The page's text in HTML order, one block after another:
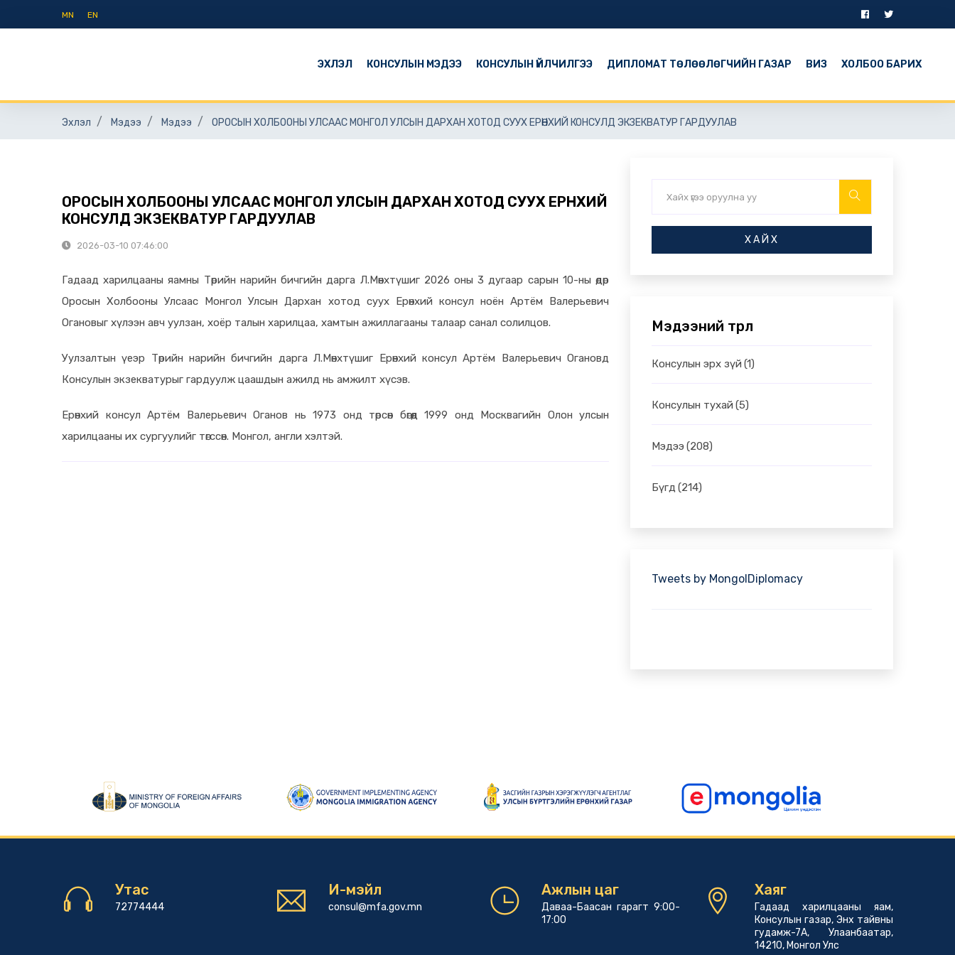
MN EN
ЭХЛЭЛ КОНСУЛЫН МЭДЭЭ КОНСУЛЫН ҮЙЛЧИЛГЭЭ ДИПЛОМАТ ТӨЛӨӨЛӨГЧИЙН ГАЗАР ВИЗ ХОЛБОО БАРИХ
Эхлэл Мэдээ Мэдээ ОРОСЫН ХОЛБООНЫ УЛСААС МОНГОЛ УЛСЫН ДАРХАН ХОТОД СУУХ ЕРӨНХИЙ КОНСУЛД ЭКЗЕКВАТУР ГАРДУУЛАВ
ОРОСЫН ХОЛБООНЫ УЛСААС МОНГОЛ УЛСЫН ДАРХАН ХОТОД СУУХ ЕРӨНХИЙ
КОНСУЛД ЭКЗЕКВАТУР ГАРДУУЛАВ
2026-03-10 07:46:00
Гадаад харилцааны яамны Төрийн нарийн бичгийн дарга Л.Мөнхтүшиг 2026 оны 3 дугаар сарын 10-ны өдөр
Оросын Холбооны Улсаас Монгол Улсын Дархан хотод суух Ерөнхий консул ноён Артём Валерьевич
Огановыг хүлээн авч уулзан, хоёр талын харилцаа, хамтын ажиллагааны талаар санал солилцов.
Уулзалтын үеэр Төрийн нарийн бичгийн дарга Л.Мөнхтүшиг Ерөнхий консул Артём Валерьевич Огановд
Консулын экзекватурыг гардуулж цаашдын ажилд нь амжилт хүсэв.
Ерөнхий консул Артём Валерьевич Оганов нь 1973 онд төрсөн бөгөөд 1999 онд Москвагийн Олон улсын
харилцааны их сургуулийг төгссөн. Монгол, англи хэлтэй.
ХАЙХ
Мэдээний төрөл
Консулын эрх зүй (1)
Консулын тухай (5)
Мэдээ (208)
Бүгд (214)
Tweets by MongolDiplomacy
Утас
72774444
И-мэйл
consul@mfa.gov.mn
Ажлын цаг
Даваа-Баасан гарагт 9:00-
17:00
Хаяг
Гадаад харилцааны яам,
Консулын газар, Энх тайвны
гудамж-7А, Улаанбаатар,
14210, Монгол Улс